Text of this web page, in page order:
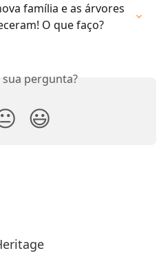
família e as árvores
O que faço?
sua pergunta?
😃